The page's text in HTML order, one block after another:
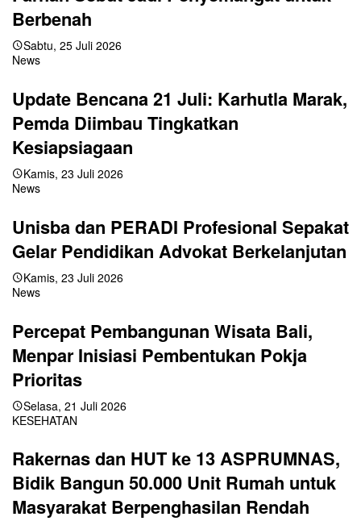
Berbenah
Sabtu, 25 Juli 2026
News
Update Bencana 21 Juli: Karhutla Marak,
Pemda Diimbau Tingkatkan
Kesiapsiagaan
Kamis, 23 Juli 2026
News
Unisba dan PERADI Profesional Sepakat
Gelar Pendidikan Advokat Berkelanjutan
Kamis, 23 Juli 2026
News
Percepat Pembangunan Wisata Bali,
Menpar Inisiasi Pembentukan Pokja
Prioritas
Selasa, 21 Juli 2026
KESEHATAN
Rakernas dan HUT ke 13 ASPRUMNAS,
Bidik Bangun 50.000 Unit Rumah untuk
Masyarakat Berpenghasilan Rendah